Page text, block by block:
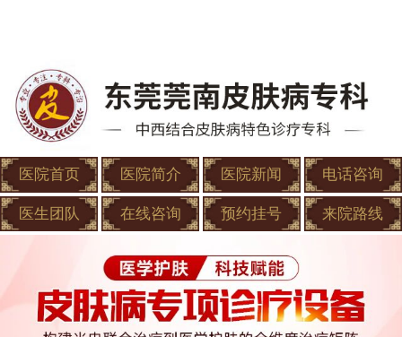
医院首页 医院简介 医院新闻 电话咨询
医生团队 在线咨询 预约挂号 来院路线